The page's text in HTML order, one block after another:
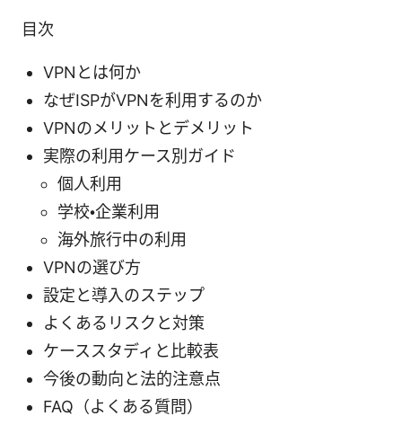
目次
VPNとは何か
なぜISPがVPNを利用するのか
VPNのメリットとデメリット
実際の利用ケース別ガイド
個人利用
学校・企業利用
海外旅行中の利用
VPNの選び方
設定と導入のステップ
よくあるリスクと対策
ケーススタディと比較表
今後の動向と法的注意点
FAQ（よくある質問）